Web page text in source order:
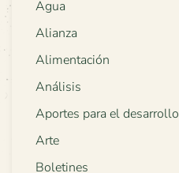
Agua
Alianza
Alimentación
Análisis
Aportes para el desarrollo
Arte
Boletines